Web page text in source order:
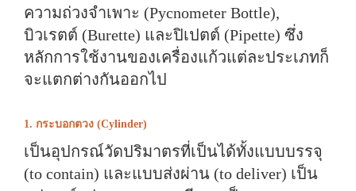
ความถ่วงจำเพาะ (Pycnometer Bottle),
บิวเรตต์ (Burette) และปิเปตต์ (Pipette) ซึ่ง
หลักการใช้งานของเครื่องแก้วแต่ละประเภทก็
จะแตกต่างกันออกไป
1. กระบอกตวง (Cylinder)
เป็นอุปกรณ์วัดปริมาตรที่เป็นได้ทั้งแบบบรรจุ
(to contain) และแบบส่งผ่าน (to deliver) เป็น